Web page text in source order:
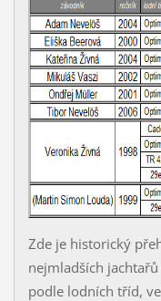
Zde je historický
nejmladších jachtařů
podle lodních tříd,